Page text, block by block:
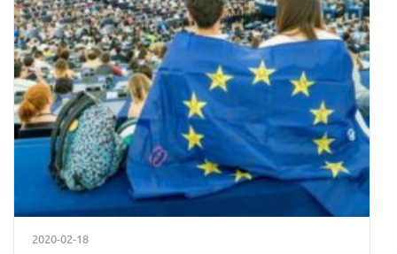
2020-02-18